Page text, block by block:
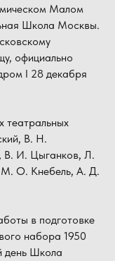
Малом
Школа Москвы.
официально
I 28 декабря
театральных
В. Н.
В. И. Цыганков, Л.
О. Кнебель, А. Д.
в подготовке
набора 1950
день Школа